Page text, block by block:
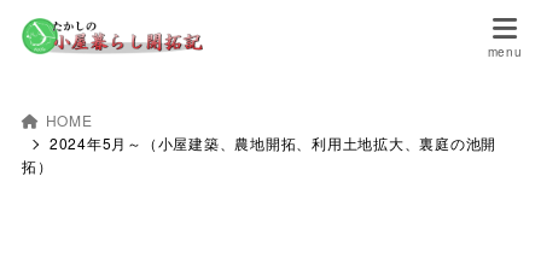
HOME
2024年5月～（小屋建築、農地開拓、利用土地拡大、裏庭の池開
拓）